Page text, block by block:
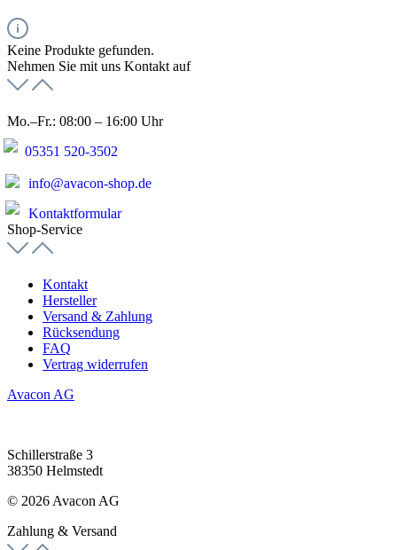
Keine Produkte gefunden.
Nehmen Sie mit uns Kontakt auf
Mo.–Fr.: 08:00 – 16:00 Uhr
05351 520-3502
info@avacon-shop.de
Kontaktformular
Shop-Service
Kontakt
Hersteller
Versand & Zahlung
Rücksendung
FAQ
Vertrag widerrufen
Avacon AG
Schillerstraße 3
38350 Helmstedt
© 2026 Avacon AG
Zahlung & Versand